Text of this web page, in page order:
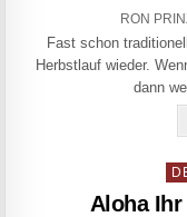
AUTHOR:
RON
Fast schon
Herbstlauf wieder.
dann
Aloha